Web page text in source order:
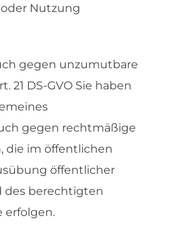
Nutzung
gegen unzumutbare
21 DS-GVO Sie haben
gegen rechtmäßige
die im öffentlichen
öffentlicher
des berechtigten
erfolgen.